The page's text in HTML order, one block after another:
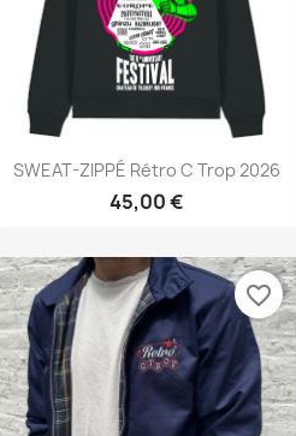
Aperçu rapide
SWEAT-ZIPPÉ Rétro C Trop 2026
45,00 €
favorite_border